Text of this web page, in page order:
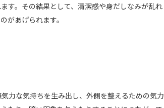
す。その結果として、清潔感や身だしなみが乱れ
があげられます。
力な気持ちを生み出し、外側を整えるための気力